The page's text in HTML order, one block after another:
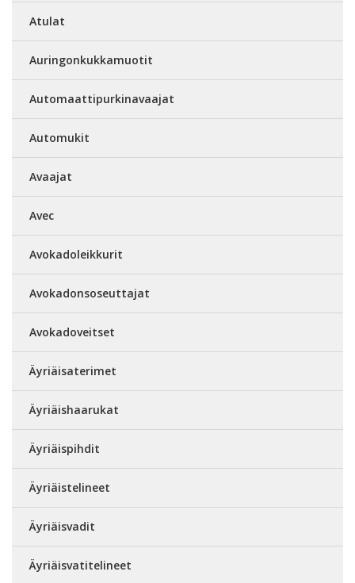
Atulat
Auringonkukkamuotit
Automaattipurkinavaajat
Automukit
Avaajat
Avec
Avokadoleikkurit
Avokadonsoseuttajat
Avokadoveitset
Äyriäisaterimet
Äyriäishaarukat
Äyriäispihdit
Äyriäistelineet
Äyriäisvadit
Äyriäisvatitelineet